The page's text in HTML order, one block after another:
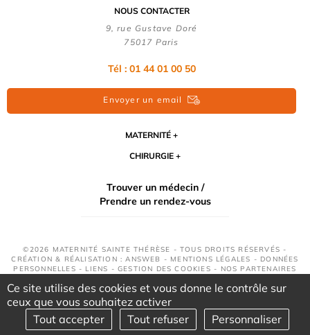
NOUS CONTACTER
9, rue Gustave Doré
75017 Paris
Tél : 01 44 01 00 50
Envoyer un email
MATERNITÉ
CHIRURGIE
Trouver un médecin /
Prendre un rendez-vous
©2026 MATERNITÉ SAINTE THÉRÈSE - TOUS DROITS RÉSERVÉS -
CRÉATION & RÉALISATION : ANSWEB - MENTIONS LÉGALES - DONNÉES
PERSONNELLES - LIENS -GESTION DES COOKIES - NOS PARTENAIRES
Ce site utilise des cookies et vous donne le contrôle sur
ceux que vous souhaitez activer
Tout accepter
Tout refuser Personnaliser